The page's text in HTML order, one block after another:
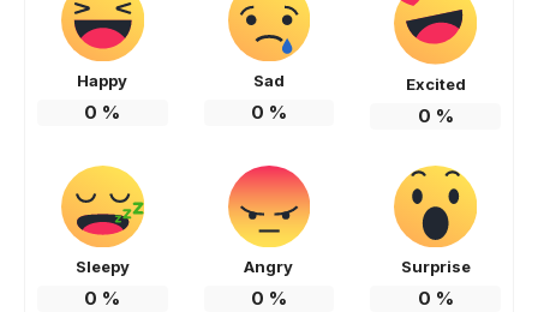
Happy
0 %
Sad
0 %
Excited
0 %
Sleepy
0 %
Angry
0 %
Surprise
0 %